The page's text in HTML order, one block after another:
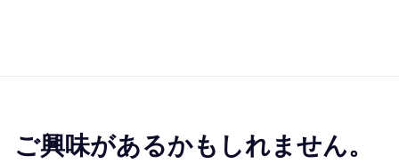
ご興味があるかもしれません。